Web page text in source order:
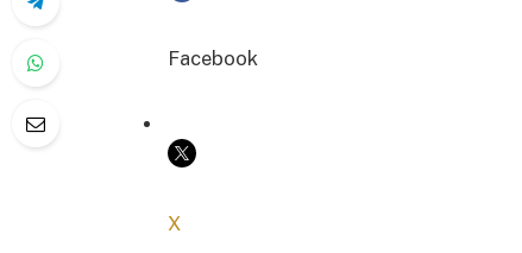
COPIER LE LIEN
Facebook
X